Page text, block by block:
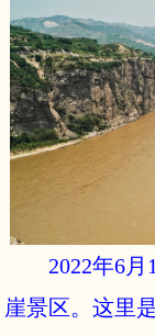
2022年6月
崖景区。这里